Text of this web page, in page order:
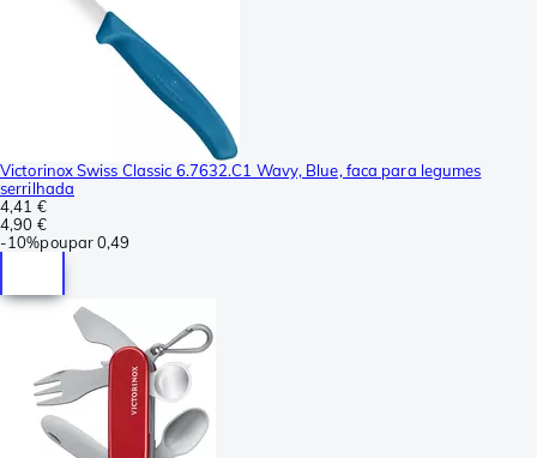
Victorinox Swiss Classic 6.7632.C1 Wavy, Blue, faca para legumes
serrilhada
4,41 €
4,90 €
-10%poupar0,49